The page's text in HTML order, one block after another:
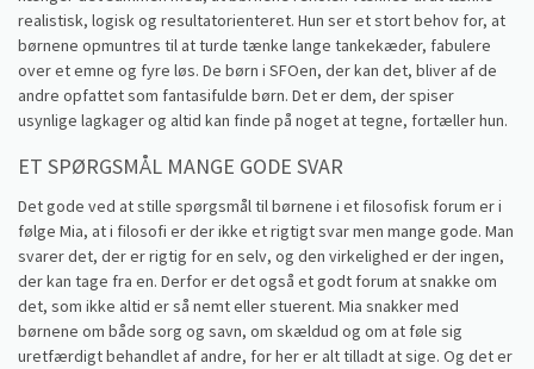
realistisk, logisk og resultatorienteret. Hun ser et stort behov for, at
børnene opmuntres til at turde tænke lange tankekæder, fabulere
over et emne og fyre løs. De børn i SFOen, der kan det, bliver af de
andre opfattet som fantasifulde børn. Det er dem, der spiser
usynlige lagkager og altid kan finde på noget at tegne, fortæller hun.
ET SPØRGSMÅL MANGE GODE SVAR
Det gode ved at stille spørgsmål til børnene i et filosofisk forum er i
følge Mia, at i filosofi er der ikke et rigtigt svar men mange gode. Man
svarer det, der er rigtig for en selv, og den virkelighed er der ingen,
der kan tage fra en. Derfor er det også et godt forum at snakke om
det, som ikke altid er så nemt eller stuerent. Mia snakker med
børnene om både sorg og savn, om skældud og om at føle sig
uretfærdigt behandlet af andre, for her er alt tilladt at sige. Og det er